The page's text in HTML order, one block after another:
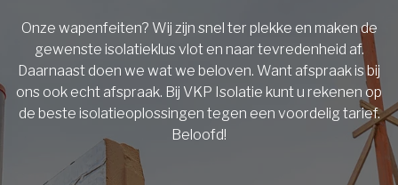
Onze wapenfeiten? Wij zijn snel ter plekke en maken de
gewenste isolatieklus vlot en naar tevredenheid af.
Daarnaast doen we wat we beloven. Want afspraak is bij
ons ook echt afspraak. Bij VKP Isolatie kunt u rekenen op
de beste isolatieoplossingen tegen een voordelig tarief.
Beloofd!